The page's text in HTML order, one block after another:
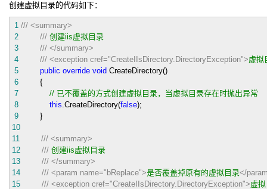
创建虚拟目录的代码如下：
1 /// <summary>
2
/// 创建iis虚拟目录
3
/// </summary>
4
/// <exception cref="CreateIIsDirectory.DirectoryException">虚拟
5
public override void CreateDirectory()
6
{
7
// 已不覆盖的方式创建虚拟目录，当虚拟目录存在时抛出异常
8
this.CreateDirectory(false);
9
}
10
11
/// <summary>
12
/// 创建iis虚拟目录
13
/// </summary>
14
/// <param name="bReplace">是否覆盖掉原有的虚拟目录</
15
/// <exception cref="CreateIIsDirectory.DirectoryException">虚